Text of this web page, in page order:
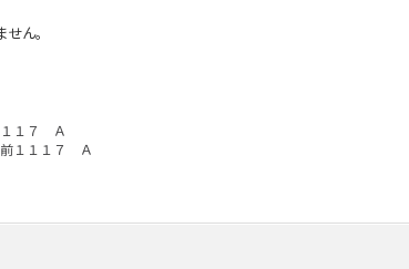
ん。
１１７ Ａ
１１１７ Ａ